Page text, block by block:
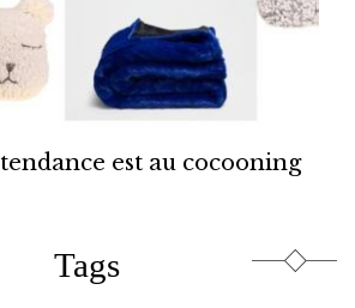
est au cocooning
Tags